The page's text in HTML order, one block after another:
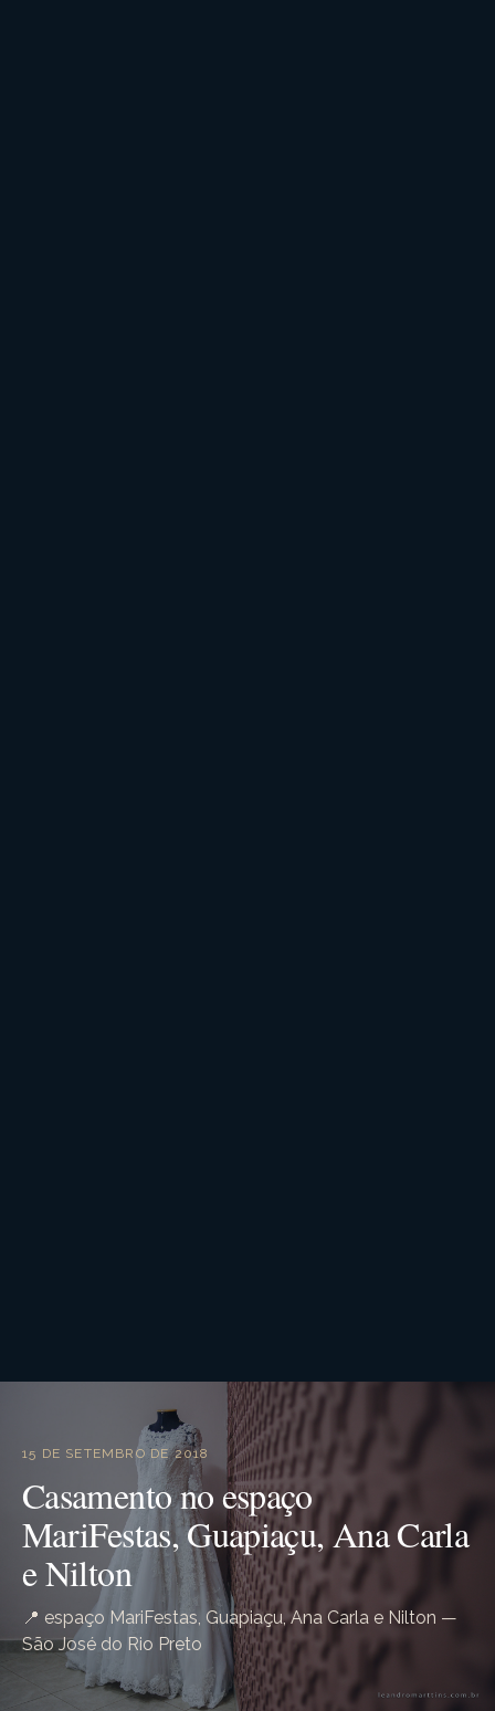
15 DE SETEMBRO DE 2018
Casamento no espaço
MariFestas, Guapiaçu, Ana Carla
e Nilton
📍 espaço MariFestas, Guapiaçu, Ana Carla e Nilton —
São José do Rio Preto